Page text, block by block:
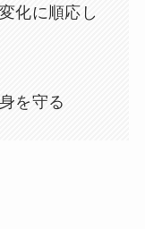
化に順応し
を守る